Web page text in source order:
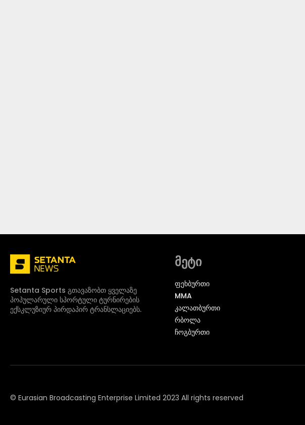
Setanta Sports გთავაზობთ ყველაზე
პოპულარული სპორტული ტურნირების
ექსკლუზიურ პირდაპირ ტრანსლაციებს.
მეტი
ᲤᲔᲮᲑᲣᲠᲗᲘ
MMA
ᲙᲐᲚᲐᲗᲑᲣᲠᲗᲘ
ᲠᲑᲝᲚᲐ
ᲩᲝᲒᲑᲣᲠᲗᲘ
© Eurasian Broadcasting Enterprise Limited 2023 All rights reserved